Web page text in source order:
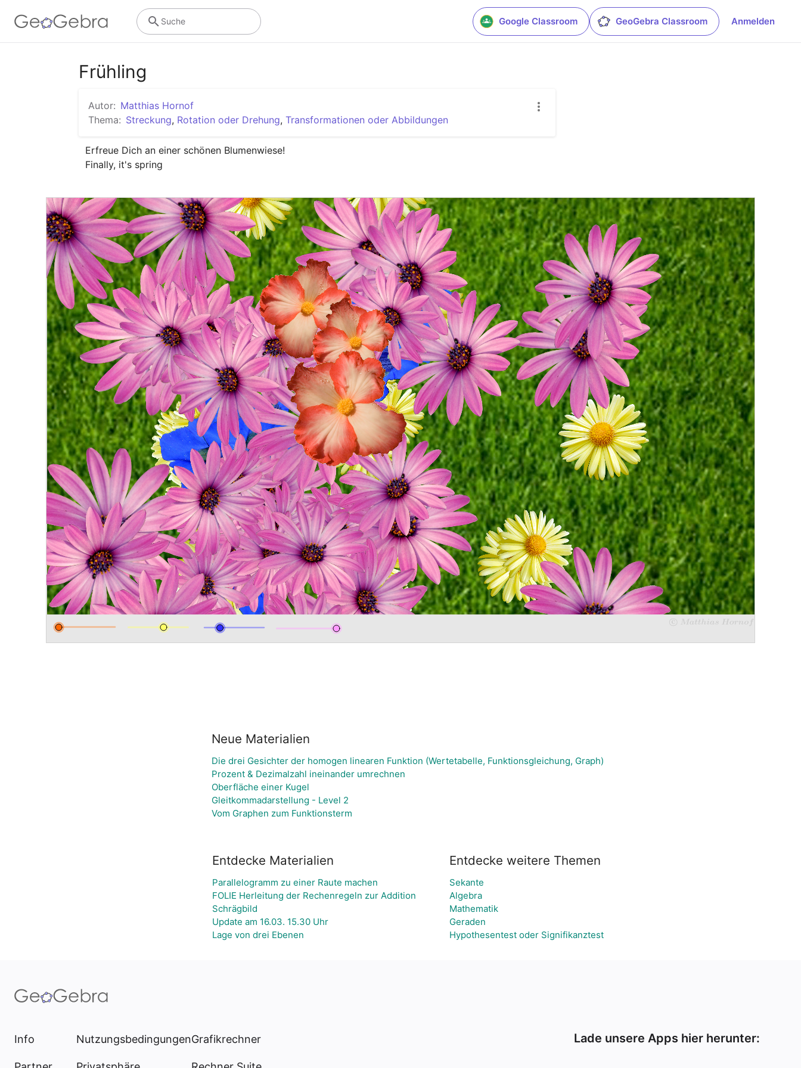
Google Classroom GeoGebra Classroom Anmelden
Suche
Frühling
Autor: Matthias Hornof
Thema: Streckung, Rotation oder Drehung, Transformationen oder Abbildungen
Erfreue Dich an einer schönen Blumenwiese!
Finally, it's spring
Neue Materialien
Die drei Gesichter der homogen linearen Funktion (Wertetabelle, Funktionsgleichung, Graph)
Prozent & Dezimalzahl ineinander umrechnen
Oberfläche einer Kugel
Gleitkommadarstellung - Level 2
Vom Graphen zum Funktionsterm
Entdecke Materialien
Parallelogramm zu einer Raute machen
FOLIE Herleitung der Rechenregeln zur Addition
Schrägbild
Update am 16.03. 15.30 Uhr
Lage von drei Ebenen
Entdecke weitere Themen
Sekante
Algebra
Mathematik
Geraden
Hypothesentest oder Signifikanztest
Info NutzungsbedingungenGrafikrechner Lade unsere Apps hier herunter: